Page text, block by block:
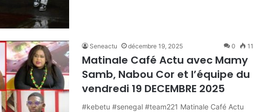
Seneactu décembre 19, 2025 0 11
Matinale Café Actu avec Mamy
Samb, Nabou Cor et l’équipe du
vendredi 19 DECEMBRE 2025
#kebetu #senegal #team221 Matinale Café Actu